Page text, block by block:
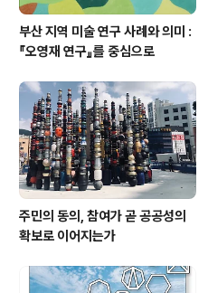
부산 지역 미술 연구 사례와 의미 :
『오영재 연구』를 중심으로
주민의 동의, 참여가 곧 공공성의
확보로 이어지는가